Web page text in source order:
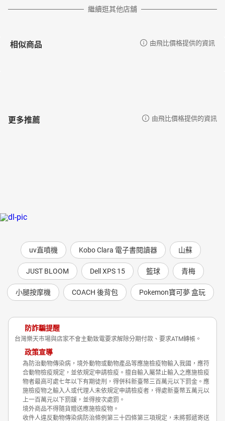
繼續逛其他店舖
相似商品 由飛比價格提供的資訊
更多推薦 由飛比價格提供的資訊
uv直噴機 Kobo Clara 電子書閱讀器 山蘇
JUST BLOOM Dell XPS 15 籃球 青梅
小腿按摩機 COACH 後背包 Pokemon寶可夢 盒玩
防詐騙提醒
台灣樂天市場與店家不會主動致電要求解除分期付款、要求ATM轉帳。
政策宣導
為防治動物傳染病，境外動物或動物產品等應施檢疫物輸入我國，應符
合動物檢疫規定，並依規定申請檢疫。擅自輸入屬禁止輸入之應施檢疫
物者最高可處七年以下有期徒刑，得併科新臺幣三百萬元以下罰金。應
施檢疫物之輸入人或代理人未依規定申請檢疫者，得處新臺幣五萬元以
上一百萬元以下罰鍰，並得按次處罰。
境外商品不得隨貨贈送應施檢疫物。
收件人違反動物傳染病防治條例第三十四條第三項規定，未將郵遞寄送